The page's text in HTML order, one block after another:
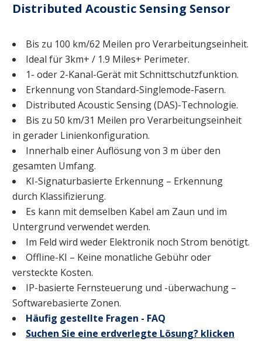
Distributed Acoustic Sensing Sensor
Bis zu 100 km/62 Meilen pro Verarbeitungseinheit.
Ideal für 3km+ / 1.9 Miles+ Perimeter.
1- oder 2-Kanal-Gerät mit Schnittschutzfunktion.
Erkennung von Standard-Singlemode-Fasern.
Distributed Acoustic Sensing (DAS)-Technologie.
Bis zu 50 km/31 Meilen pro Verarbeitungseinheit
in gerader Linienkonfiguration.
Innerhalb einer Auflösung von 3 m über den
gesamten Umfang.
KI-Signaturbasierte Erkennung – Erkennung
durch Klassifizierung.
Es kann mit demselben Kabel am Zaun und im
Untergrund verwendet werden.
Im Feld wird weder Elektronik noch Strom benötigt.
Offline-KI – Keine monatliche Gebühr oder
versteckte Kosten.
IP-basierte Fernsteuerung und -überwachung –
Softwarebasierte Zonen.
Häufig gestellte Fragen - FAQ
Suchen Sie eine erdverlegte Lösung? klicken